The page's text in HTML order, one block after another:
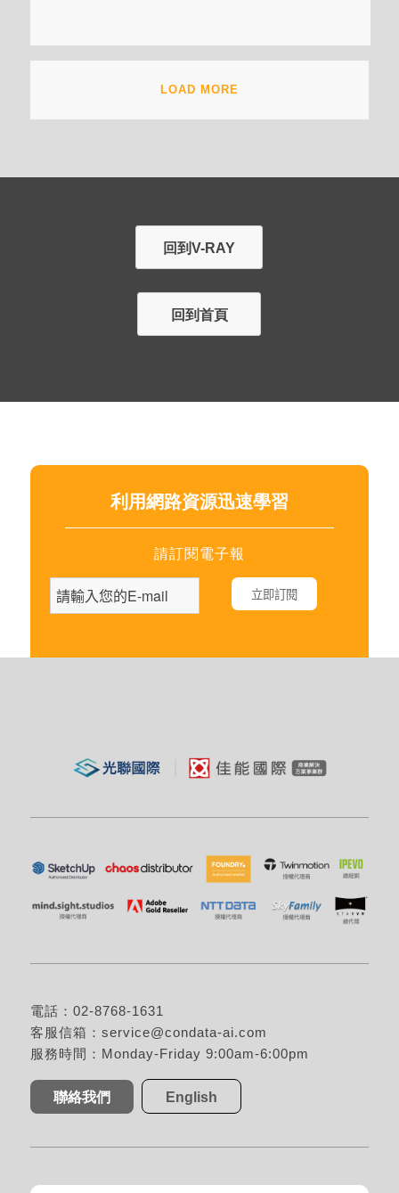
LOAD MORE
回到V-RAY
回到首頁
利用網路資源迅速學習
請訂閱電子報
電話：02-8768-1631
客服信箱： service@condata-ai.com
服務時間：Monday-Friday 9:00am-6:00pm
聯絡我們 English